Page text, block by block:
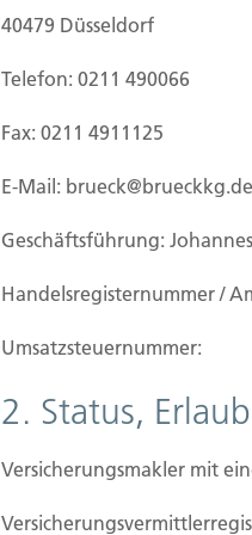
Immobilien
40479 Düsseldorf
Telefon: 0211 490066
Fax: 0211 4911125
E-Mail: brueck@brueckkg.de
Geschäftsführung:
Handels­registernummer /
Umsatzsteuer­nummer:
2. Status,
Versicherungsmakler mit